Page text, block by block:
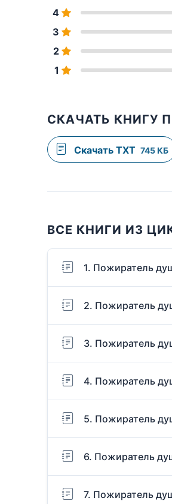
4
3
2
1
СКАЧАТЬ КНИГУ
Скачать TXT 745 КБ
ВСЕ КНИГИ ИЗ
1. Пожиратель
2. Пожиратель
3. Пожиратель
4. Пожиратель
5. Пожиратель
6. Пожиратель
7. Пожиратель